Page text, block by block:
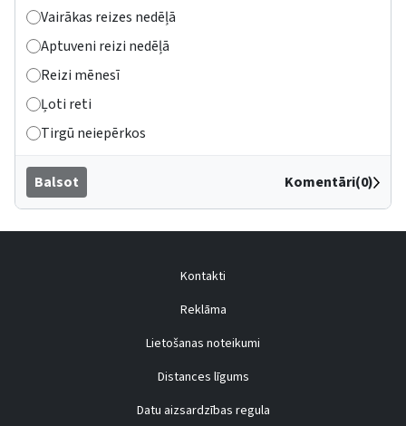
Vairākas reizes nedēļā
Aptuveni reizi nedēļā
Reizi mēnesī
Ļoti reti
Tirgū neiepērkos
Balsot Komentāri(0)
Kontakti
Reklāma
Lietošanas noteikumi
Distances līgums
Datu aizsardzības regula